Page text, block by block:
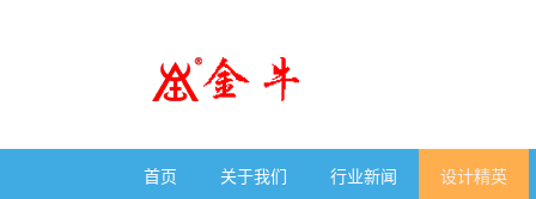
首页 关于我们 行业新闻 设计精英